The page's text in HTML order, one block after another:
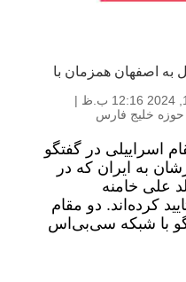
به اصفهان همزمان با
|
حوزه خلیج فارس
اسراییلی در گفتگو
به ایران که در
علی خامنه
کرده‌اند. دو مقام
با شبکه سی‌بی‌اس